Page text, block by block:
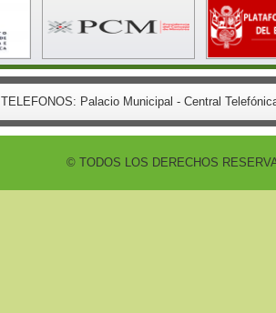
TELEFONOS: Palacio Municipal - Central
© TODOS LOS DERECHOS